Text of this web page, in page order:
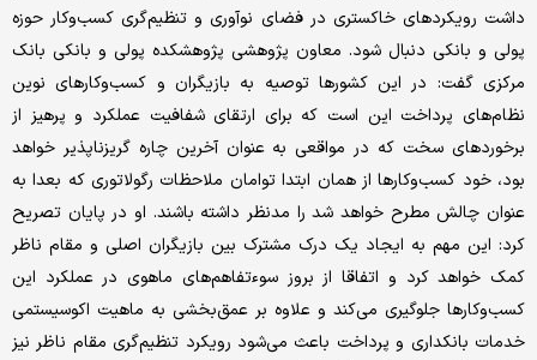
داشت رویکردهای خاکستری در فضای نوآوری و تنظیم‌گری کسب‌وکار حوزه
پولی و بانکی دنبال شود. معاون پژوهشی پژوهشکده پولی و بانکی بانک
مرکزی گفت: در این کشورها توصیه به بازیگران و کسب‌وکارهای نوین
نظام‌های پرداخت این است که برای ارتقای شفافیت عملکرد و پرهیز از
برخوردهای سخت که در مواقعی به عنوان آخرین چاره گریزناپذیر خواهد
بود، خود کسب‌وکارها از همان ابتدا توامان ملاحظات رگولاتوری که بعدا به
عنوان چالش مطرح خواهد شد را مدنظر داشته باشند. او در پایان تصریح
کرد: این مهم به ایجاد یک درک مشترک بین بازیگران اصلی و مقام ناظر
کمک خواهد کرد و اتفاقا از بروز سوءتفاهم‌های ماهوی در عملکرد این
کسب‌وکارها جلوگیری می‌کند و علاوه بر عمق‌بخشی به ماهیت اکوسیستمی
خدمات بانکداری و پرداخت باعث می‌شود رویکرد تنظیم‌گری مقام ناظر نیز